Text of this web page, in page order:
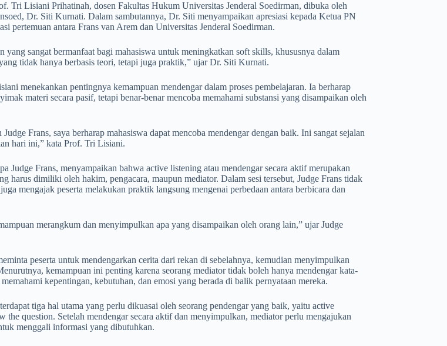
Tri Lisiani Prihatinah, dosen Fakultas Hukum Universitas Jenderal Soedirman, dibuka oleh
Dr. Siti Kurnati. Dalam sambutannya, Dr. Siti menyampaikan apresiasi kepada Ketua PN
pertemuan antara Frans van Arem dan Universitas Jenderal Soedirman.
yang sangat bermanfaat bagi mahasiswa untuk meningkatkan soft skills, khususnya dalam
tidak hanya berbasis teori, tetapi juga praktik,” ujar Dr. Siti Kurnati.
menekankan pentingnya kemampuan mendengar dalam proses pembelajaran. Ia berharap
materi secara pasif, tetapi benar-benar mencoba memahami substansi yang disampaikan oleh
Frans, saya berharap mahasiswa dapat mencoba mendengar dengan baik. Ini sangat sejalan
hari ini,” kata Prof. Tri Lisiani.
Judge Frans, menyampaikan bahwa active listening atau mendengar secara aktif merupakan
harus dimiliki oleh hakim, pengacara, maupun mediator. Dalam sesi tersebut, Judge Frans tidak
mengajak peserta melakukan praktik langsung mengenai perbedaan antara berbicara dan
merangkum dan menyimpulkan apa yang disampaikan oleh orang lain,” ujar Judge
peserta untuk mendengarkan cerita dari rekan di sebelahnya, kemudian menyimpulkan
kemampuan ini penting karena seorang mediator tidak boleh hanya mendengar kata-
kepentingan, kebutuhan, dan emosi yang berada di balik pernyataan mereka.
tiga hal utama yang perlu dikuasai oleh seorang pendengar yang baik, yaitu active
the question. Setelah mendengar secara aktif dan menyimpulkan, mediator perlu mengajukan
menggali informasi yang dibutuhkan.